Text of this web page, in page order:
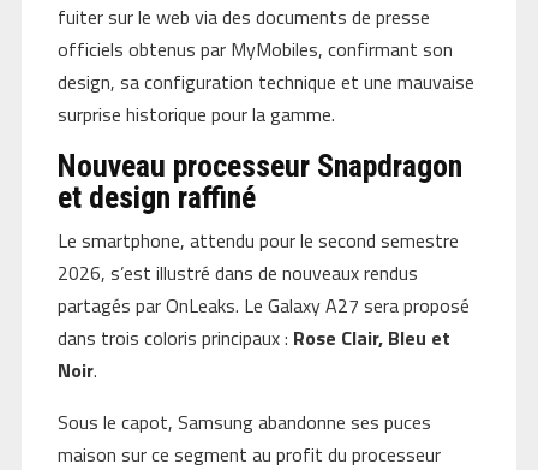
fuiter sur le web via des documents de presse
officiels obtenus par MyMobiles, confirmant son
design, sa configuration technique et une mauvaise
surprise historique pour la gamme.
Nouveau processeur Snapdragon
et design raffiné
Le smartphone, attendu pour le second semestre
2026, s’est illustré dans de nouveaux rendus
partagés par OnLeaks. Le Galaxy A27 sera proposé
dans trois coloris principaux : Rose Clair, Bleu et
Noir.
Sous le capot, Samsung abandonne ses puces
maison sur ce segment au profit du processeur